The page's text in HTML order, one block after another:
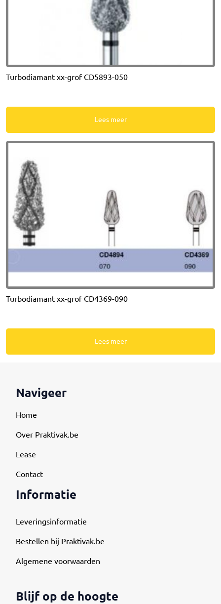
Turbodiamant xx-grof CD5893-050
Lees meer
Turbodiamant xx-grof CD4369-090
Lees meer
Navigeer
Home
Over Praktivak.be
Lease
Contact
Informatie
Leveringsinformatie
Bestellen bij Praktivak.be
Algemene voorwaarden
Blijf op de hoogte